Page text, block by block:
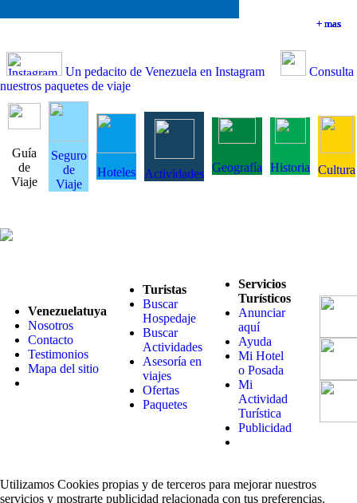
+ mas
+ mas
+ mas
+ mas
Un pedacito de Venezuela en Instagram
Consulta
nuestros paquetes de viaje
Guía
de
Viaje
Seguro
de
Viaje
Hoteles Actividades Geografía Historia Cultura
Venezuelatuya
Nosotros
Contacto
Testimonios
Mapa del sitio
Turistas
Buscar
Hospedaje
Buscar
Actividades
Asesoría en
viajes
Ofertas
Paquetes
Servicios
Turísticos
Anunciar
aquí
Ayuda
Mi Hotel
o Posada
Mi
Actividad
Turística
Publicidad
Utilizamos Cookies propias y de terceros para mejorar nuestros
servicios y mostrarte publicidad relacionada con tus preferencias.